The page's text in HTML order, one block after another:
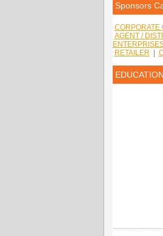
Sponsors
CORPORATE
AGENT /
RETAILER
EDUCATION